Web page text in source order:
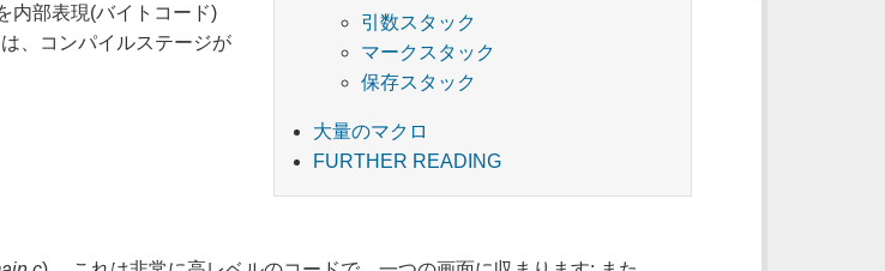
引数スタック
マークスタック
保存スタック
大量のマクロ
FURTHER READING
内部表現(バイトコード)
、コンパイルステージが